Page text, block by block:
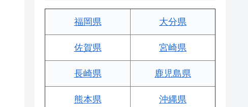
福岡県 大分県
佐賀県 宮崎県
長崎県 鹿児島県
熊本県 沖縄県